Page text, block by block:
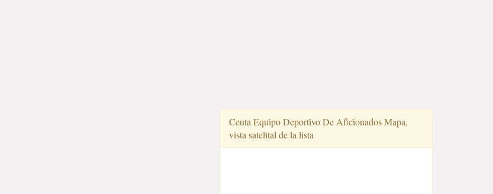
Ceuta Equi̇po Deporti̇vo De Afi̇ci̇onados Mapa,
vista satelital de la lista